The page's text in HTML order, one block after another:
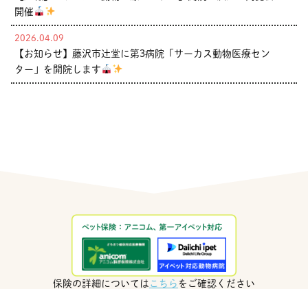
開催
2026.04.09
【お知らせ】藤沢市辻堂に第3病院「サーカス動物医療セン
ター」を開院します
保険の詳細については こちら をご確認ください